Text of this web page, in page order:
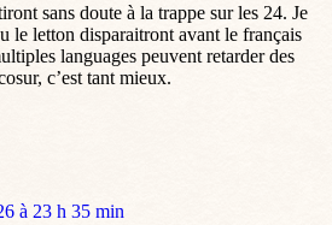
sans doute à la trappe sur les 24. Je
le letton disparaitront avant le français
languages peuvent retarder des
c’est tant mieux.
à 23 h 35 min